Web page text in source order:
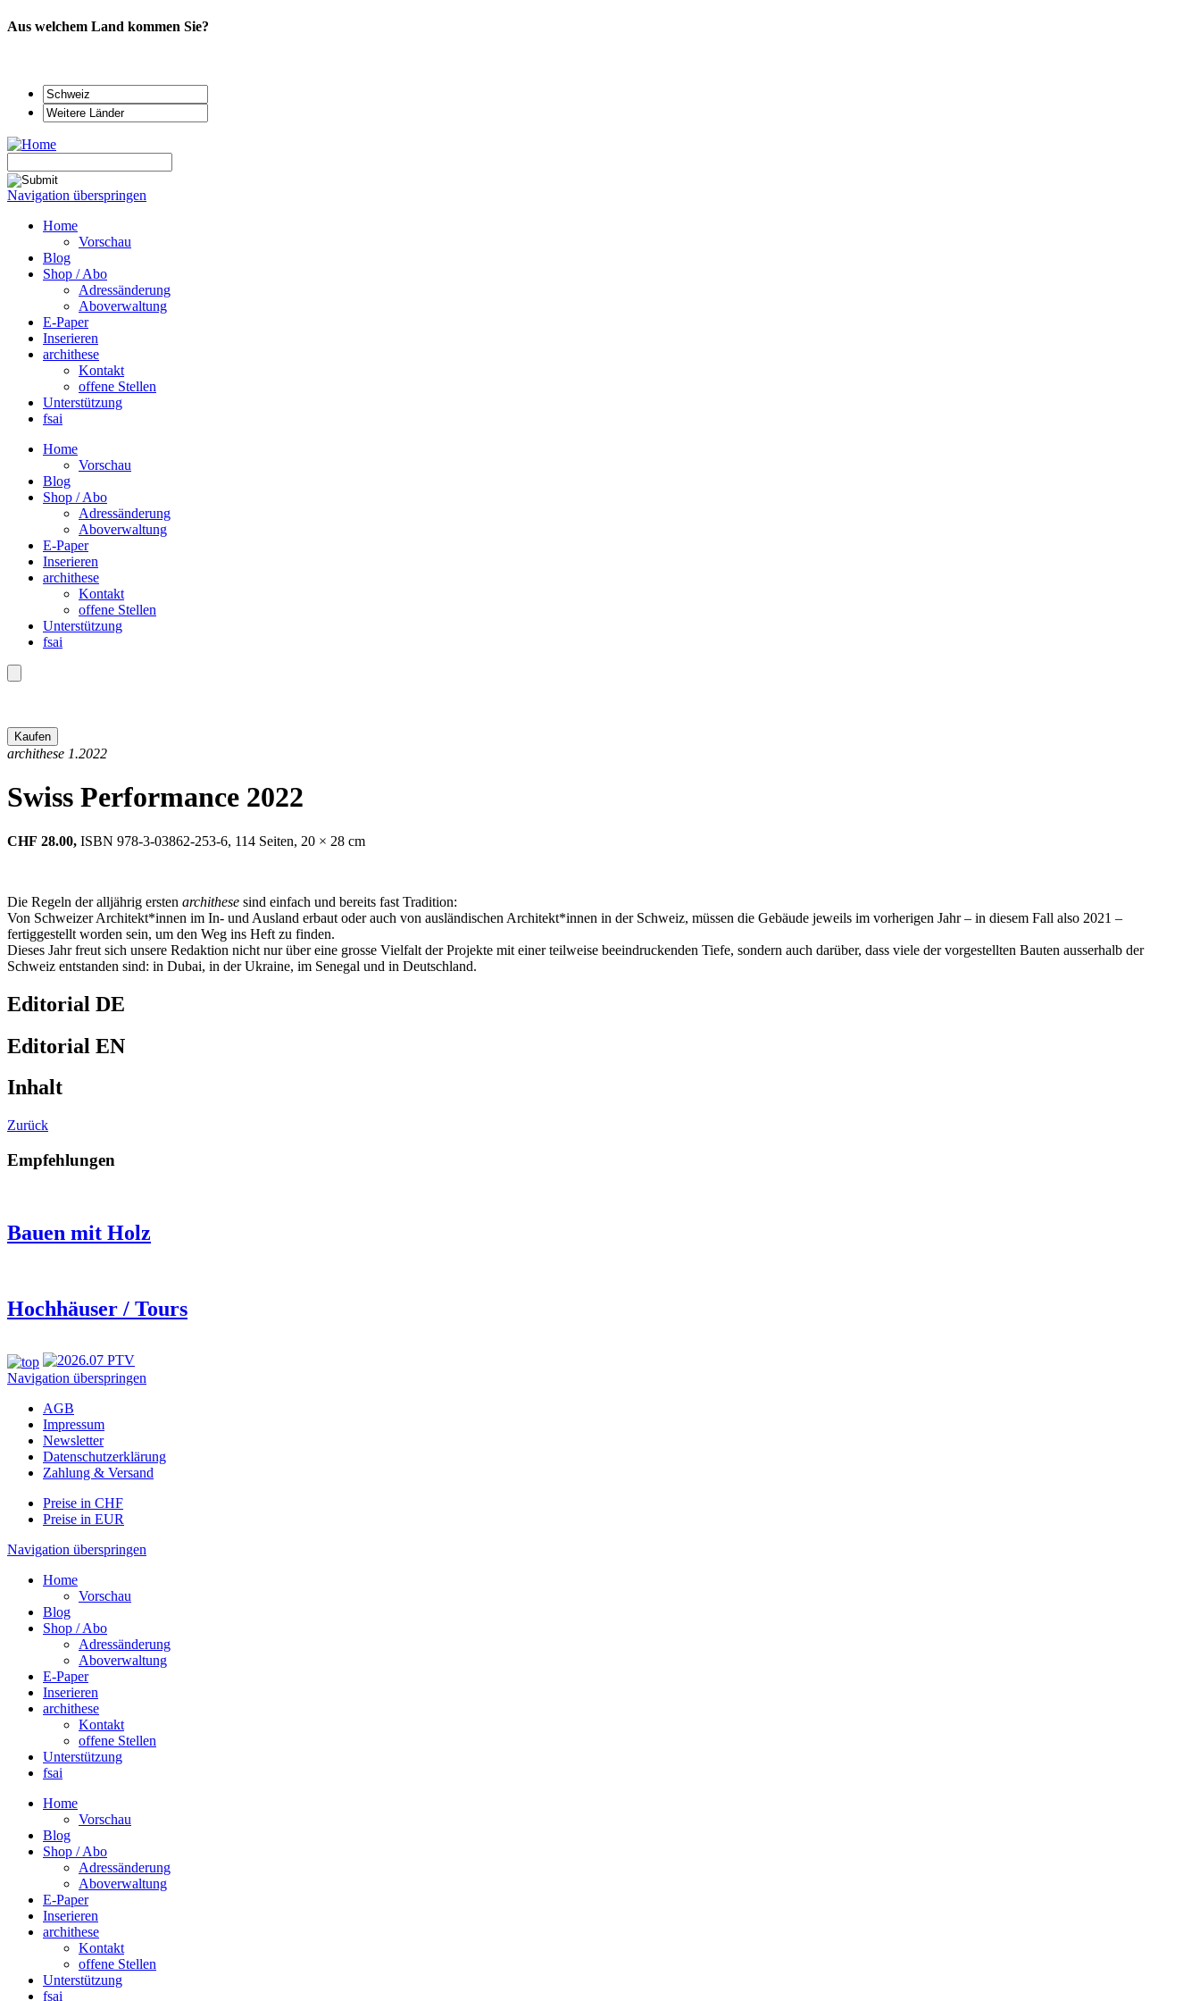
Aus welchem Land kommen Sie?
Navigation überspringen
Home
Vorschau
Blog
Shop / Abo
Adressänderung
Aboverwaltung
E-Paper
Inserieren
archithese
Kontakt
offene Stellen
Unterstützung
fsai
Home
Vorschau
Blog
Shop / Abo
Adressänderung
Aboverwaltung
E-Paper
Inserieren
archithese
Kontakt
offene Stellen
Unterstützung
fsai
archithese 1.2022
Swiss Performance 2022
CHF 28.00, ISBN 978-3-03862-253-6, 114 Seiten, 20 × 28 cm
Die Regeln der alljährig ersten archithese sind einfach und bereits fast Tradition:
Von Schweizer Architekt*innen im In- und Ausland erbaut oder auch von ausländischen Architekt*innen in der Schweiz, müssen die Gebäude jeweils im vorherigen Jahr – in diesem Fall also 2021 –
fertiggestellt worden sein, um den Weg ins Heft zu finden.
Dieses Jahr freut sich unsere Redaktion nicht nur über eine grosse Vielfalt der Projekte mit einer teilweise beeindruckenden Tiefe, sondern auch darüber, dass viele der vorgestellten Bauten ausserhalb der
Schweiz entstanden sind: in Dubai, in der Ukraine, im Senegal und in Deutschland.
Editorial DE
Editorial EN
Inhalt
Zurück
Empfehlungen
Bauen mit Holz
Hochhäuser / Tours
Navigation überspringen
AGB
Impressum
Newsletter
Datenschutzerklärung
Zahlung & Versand
Preise in CHF
Preise in EUR
Navigation überspringen
Home
Vorschau
Blog
Shop / Abo
Adressänderung
Aboverwaltung
E-Paper
Inserieren
archithese
Kontakt
offene Stellen
Unterstützung
fsai
Home
Vorschau
Blog
Shop / Abo
Adressänderung
Aboverwaltung
E-Paper
Inserieren
archithese
Kontakt
offene Stellen
Unterstützung
fsai